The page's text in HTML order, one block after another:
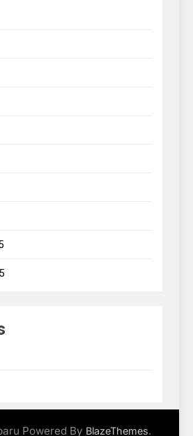
Powered By BlazeThemes.